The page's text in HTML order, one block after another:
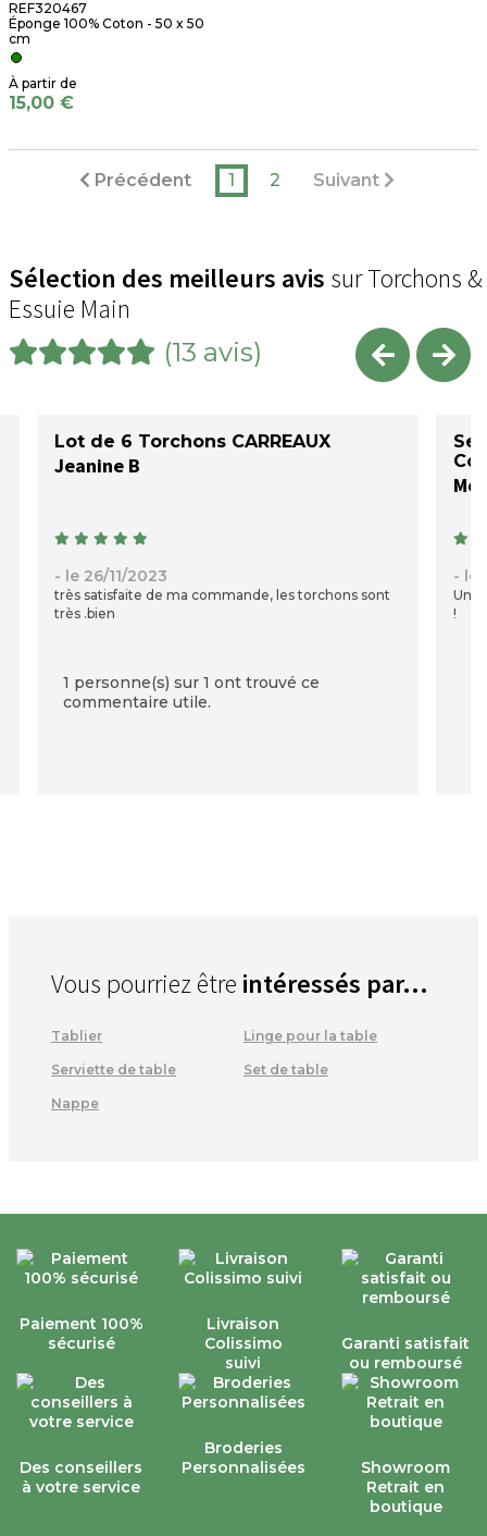
REF320467
Éponge 100% Coton - 50 x 50
cm
15,00 €
Précédent 1 2 Suivant
Sélection des meilleurs avis sur Torchons &
Essuie Main
(13 avis)
Lot de 6 Torchons CARREAUX
Jeanine B
- le 26/11/2023
très satisfaite de ma commande, les torchons sont
très .bien
1 personne(s) sur 1 ont trouvé ce
commentaire utile.
- le
Une
!
Vous pourriez être intéressés par...
Tablier Linge pour la table
Serviette de table Set de table
Nappe
Paiement 100%
sécurisé
Livraison
Colissimo
suivi
Garanti satisfait
ou remboursé
Des conseillers
à votre service
Broderies
Personnalisées
Showroom
Retrait en
boutique